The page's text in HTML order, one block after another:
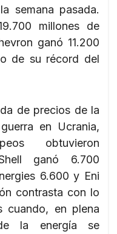
semana pasada.
millones de
ganó 11.200
de su récord del
de precios de la
en Ucrania,
obtuvieron
ganó 6.700
6.600 y Eni
contrasta con lo
cuando, en plena
la energía se